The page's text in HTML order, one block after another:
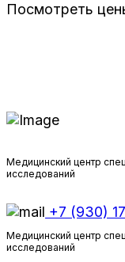
Посмотреть
Медицинский центр
исследований
+7 (930)
Медицинский центр
исследований